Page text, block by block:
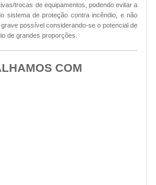
trocas de equipamentos, podendo evitar a
sistema de proteção contra incêndio, e não
possível considerando-se o potencial de
de grandes proporções.
COM